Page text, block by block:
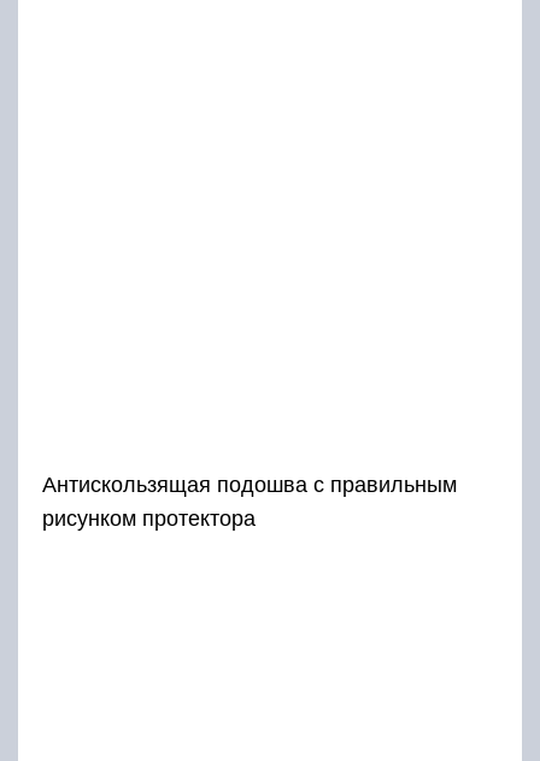
Антискользящая подошва с правильным
рисунком протектора